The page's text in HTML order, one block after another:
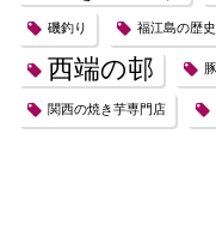
磯釣り 福江島の歴史
西端の邨
関西の焼き芋専門店